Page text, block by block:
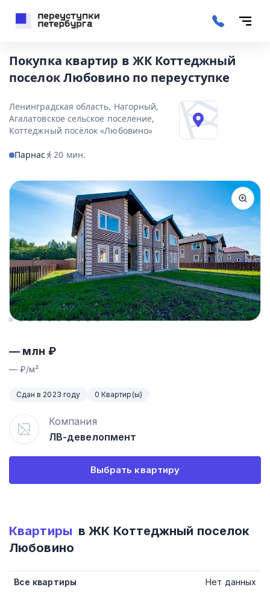
Покупка квартир в ЖК Коттеджный
поселок Любовино по переуступке
Ленинградская область, Нагорный,
Агалатовское сельское поселение,
Коттеджный посёлок «Любовино»
Парнас 20 мин.
— млн ₽
—₽/м²
Сдан в 2023 году 0 Квартир(ы)
Компания
ЛВ-девелопмент
Выбрать квартиру
Квартиры в ЖК Коттеджный поселок
Любовино
Все квартиры
Нет данных